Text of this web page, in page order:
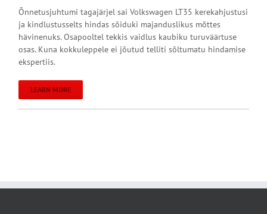
Õnnetusjuhtumi tagajärjel sai Volkswagen LT35 kerekahjustusi
ja kindlustusselts hindas sõiduki majanduslikus mõttes
hävinenuks. Osapooltel tekkis vaidlus kaubiku turuväärtuse
osas. Kuna kokkuleppele ei jõutud telliti sõltumatu hindamise
ekspertiis.
LEARN MORE